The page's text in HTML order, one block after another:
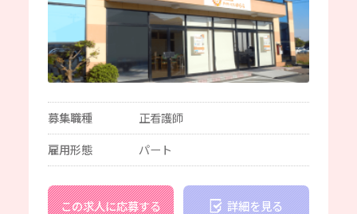
募集職種
正看護師
雇用形態
パート
この求人に応募する 詳細を見る